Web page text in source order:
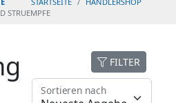
STRUEMPFE
FILTER
Sortieren nach